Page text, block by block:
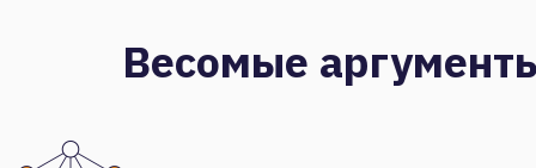
Весомые